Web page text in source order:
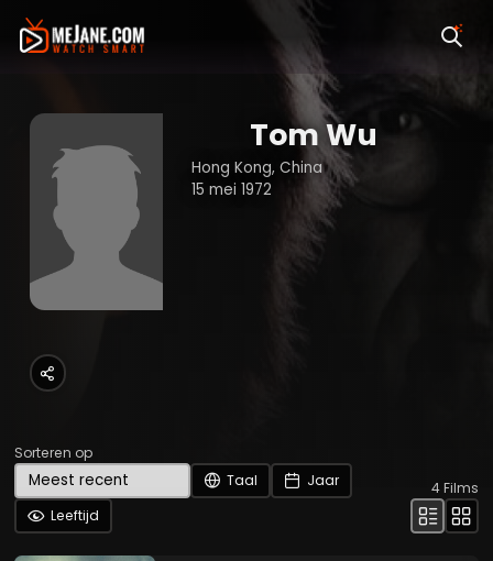
Tom Wu
Hong Kong, China
15 mei 1972
Sorteren op
Taal
Jaar
Leeftijd
4Films